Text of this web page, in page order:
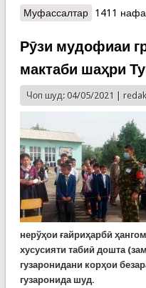
Муфассалтаро Дарсҳои
1411
Рӯзи мудофиаи
мактаби шаҳри
Чоп шуд: 04/05/2021 |
нерўҳои ғайриҳарбӣ
хусусияти табиӣ дошта
гузаронидани корҳои
гузаронида шуд.